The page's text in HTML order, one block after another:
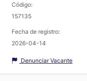
Código:
157135
Fecha de registro:
2026-04-14
Denunciar Vacante